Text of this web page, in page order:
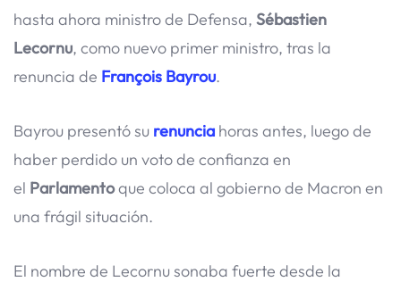
hasta ahora ministro de Defensa, Sébastien
Lecornu, como nuevo primer ministro, tras la
renuncia de François Bayrou.
Bayrou presentó su renuncia horas antes, luego de
haber perdido un voto de confianza en
el Parlamentoque coloca al gobierno de Macron en
una frágil situación.
El nombre de Lecornu sonaba fuerte desde la